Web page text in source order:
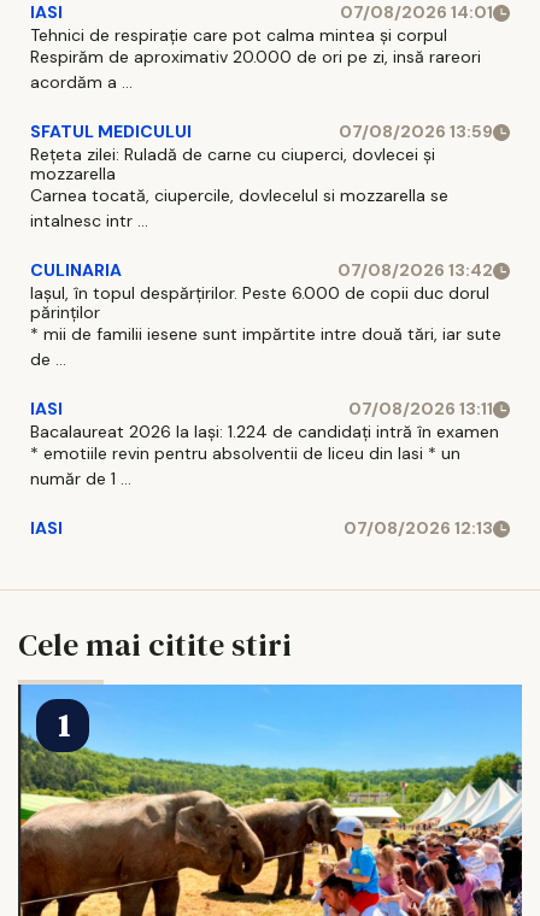
IASI
07/08/2026 14:01
Tehnici de respirație care pot calma mintea și corpul
Respirăm de aproximativ 20.000 de ori pe zi, insă rareori
acordăm a ...
SFATUL MEDICULUI
07/08/2026 13:59
Rețeta zilei: Ruladă de carne cu ciuperci, dovlecei și
mozzarella
Carnea tocată, ciupercile, dovlecelul si mozzarella se
intalnesc intr ...
CULINARIA
07/08/2026 13:42
Iașul, în topul despărțirilor. Peste 6.000 de copii duc dorul
părinților
* mii de familii iesene sunt impărtite intre două tări, iar sute
de ...
IASI
07/08/2026 13:11
Bacalaureat 2026 la Iași: 1.224 de candidați intră în examen
* emotiile revin pentru absolventii de liceu din Iasi * un
număr de 1 ...
IASI 07/08/2026 12:13
Cele mai citite stiri